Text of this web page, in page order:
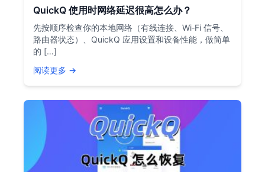
QuickQ 使用时网络延迟很高怎么办？
先按顺序检查你的本地网络（有线连接、Wi‑Fi 信号、
路由器状态）、QuickQ 应用设置和设备性能，做简单
的 […]
阅读更多 →